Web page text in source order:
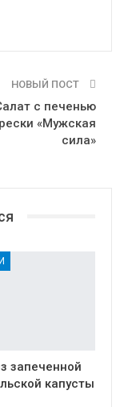
НОВЫЙ ПОСТ
с печенью
«Мужская
сила»
запеченной
капусты